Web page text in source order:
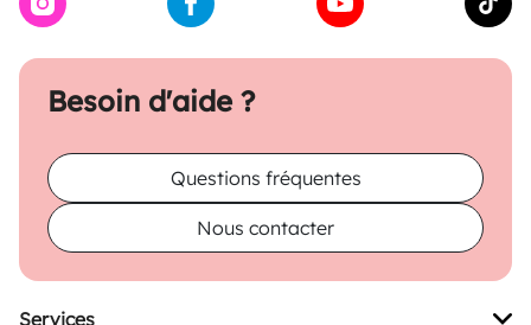
Besoin d'aide ?
Questions fréquentes
Nous contacter
Services